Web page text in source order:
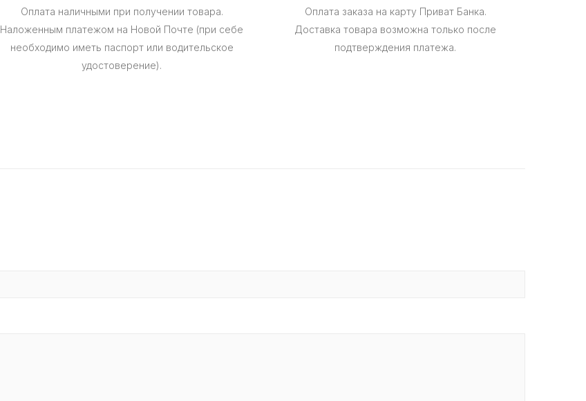
Оплата наличными при получении товара.
Наложенным платежом на Новой Почте (при себе
необходимо иметь паспорт или водительское
удостоверение).
Оплата заказа на карту Приват Банка.
Доставка товара возможна только после
подтверждения платежа.